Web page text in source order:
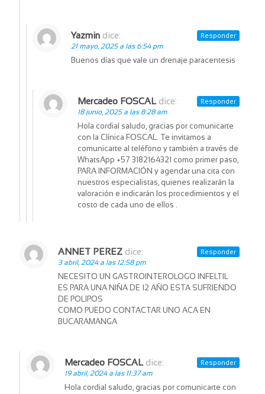
Yazmin dice:
21 mayo, 2025 a las 6:54 pm
Buenos días que vale un drenaje paracentesis
Responder
Mercadeo FOSCAL dice:
18 junio, 2025 a las 8:28 am
Hola cordial saludo, gracias por comunicarte
con la Clínica FOSCAL. Te invitamos a
comunicarte al teléfono y también a través de
WhatsApp +57 3182164321 como primer paso,
PARA INFORMACIÓN y agendar una cita con
nuestros especialistas, quienes realizarán la
valoración e indicarán los procedimientos y el
costo de cada uno de ellos .
Responder
ANNET PEREZ dice:
3 abril, 2024 a las 12:58 pm
NECESITO UN GASTROINTEROLOGO INFELTIL
ES PARA UNA NIÑA DE 12 AÑO ESTA SUFRIENDO
DE POLIPOS
COMO PUEDO CONTACTAR UNO ACA EN
BUCARAMANGA
Responder
Mercadeo FOSCAL dice:
19 abril, 2024 a las 11:37 am
Hola cordial saludo, gracias por comunicarte con
Responder